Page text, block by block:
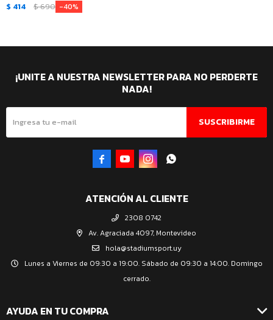
$ 414 $690 40
ATENCIÓN AL CLIENTE
2308 0742
Av. Agraciada 4097, Montevideo
hola@stadiumsport.uy
Lunes a Viernes de 09:30 a 19:00. Sábado de 09:30 a 14:00. Domingo
cerrado.
AYUDA EN TU COMPRA
¡UNITE A NUESTRA NEWSLETTER PARA NO PERDERTE
NADA!
SUSCRIBIRME
   